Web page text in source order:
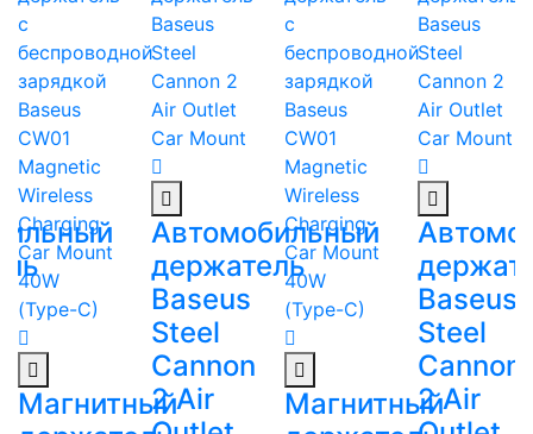
Магнитный
Автомобильный
держатель
Baseus
Steel
Cannon
2 Air
Магнитный
Baseus
Steel
Cannon
2 Air